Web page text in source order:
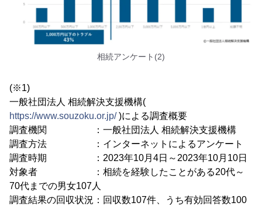
相続アンケート(2)
(※1)
一般社団法人 相続解決支援機構(
https://www.souzoku.or.jp/ )による調査概要
調査機関 ：一般社団法人 相続解決支援機構
調査方法 ：インターネットによるアンケート
調査時期 ：2023年10月4日～2023年10月10日
対象者 ：相続を経験したことがある20代～
70代までの男女107人
調査結果の回収状況：回収数107件、うち有効回答数100